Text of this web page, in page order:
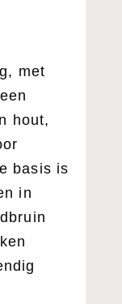
met
hout,
basis is
in